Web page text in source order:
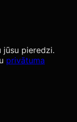
pieredzi.
privātuma